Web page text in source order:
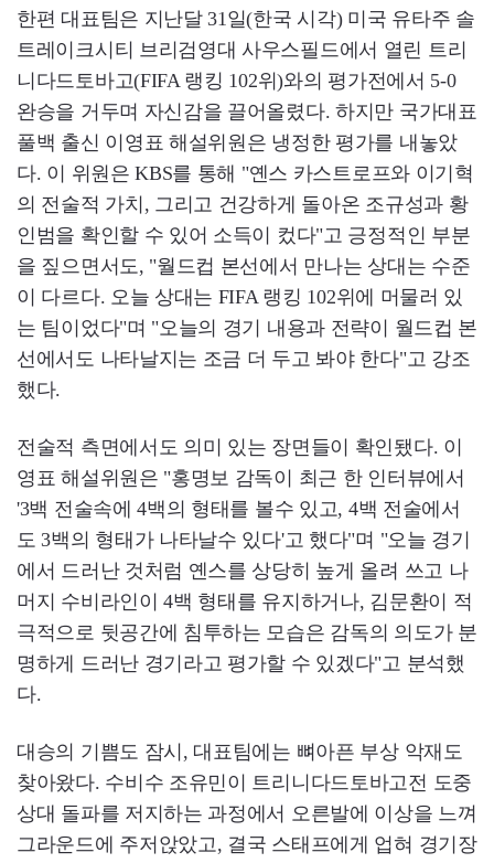
한편 대표팀은 지난달 31일(한국 시각) 미국 유타주 솔
트레이크시티 브리검영대 사우스필드에서 열린 트리
니다드토바고(FIFA 랭킹 102위)와의 평가전에서 5-0
완승을 거두며 자신감을 끌어올렸다. 하지만 국가대표
풀백 출신 이영표 해설위원은 냉정한 평가를 내놓았
다. 이 위원은 KBS를 통해 "옌스 카스트로프와 이기혁
의 전술적 가치, 그리고 건강하게 돌아온 조규성과 황
인범을 확인할 수 있어 소득이 컸다"고 긍정적인 부분
을 짚으면서도, "월드컵 본선에서 만나는 상대는 수준
이 다르다. 오늘 상대는 FIFA 랭킹 102위에 머물러 있
는 팀이었다"며 "오늘의 경기 내용과 전략이 월드컵 본
선에서도 나타날지는 조금 더 두고 봐야 한다"고 강조
했다.
전술적 측면에서도 의미 있는 장면들이 확인됐다. 이
영표 해설위원은 "홍명보 감독이 최근 한 인터뷰에서
'3백 전술속에 4백의 형태를 볼수 있고, 4백 전술에서
도 3백의 형태가 나타날수 있다'고 했다"며 "오늘 경기
에서 드러난 것처럼 옌스를 상당히 높게 올려 쓰고 나
머지 수비라인이 4백 형태를 유지하거나, 김문환이 적
극적으로 뒷공간에 침투하는 모습은 감독의 의도가 분
명하게 드러난 경기라고 평가할 수 있겠다"고 분석했
다.
대승의 기쁨도 잠시, 대표팀에는 뼈아픈 부상 악재도
찾아왔다. 수비수 조유민이 트리니다드토바고전 도중
상대 돌파를 저지하는 과정에서 오른발에 이상을 느껴
그라운드에 주저앉았고, 결국 스태프에게 업혀 경기장